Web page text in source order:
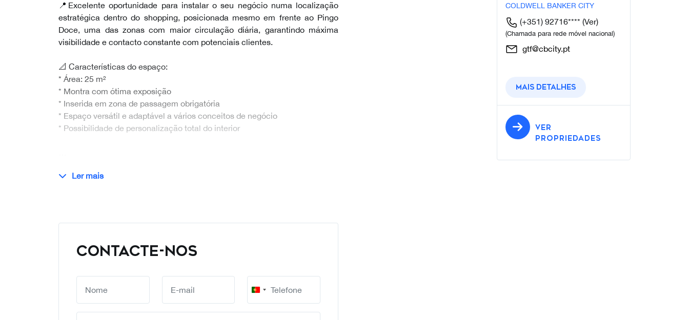
📍Excelente oportunidade para instalar o seu negócio numa localização
estratégica dentro do shopping, posicionada mesmo em frente ao Pingo
Doce, uma das zonas com maior circulação diária, garantindo máxima
visibilidade e contacto constante com potenciais clientes.
📐 Características do espaço:
* Área: 25 m²
* Montra com ótima exposição
* Inserida em zona de passagem obrigatória
* Espaço versátil e adaptável a vários conceitos de negócio
* Possibilidade de personalização total do interior
Ler mais
CONTACTE-NOS
Portugal
+351
COLDWELL BANKER CITY
(+351) 92716**** (Ver)
(Chamada para rede móvel nacional)
gtf@cbcity.pt
Mais detalhes
VER
PROPRIEDADES